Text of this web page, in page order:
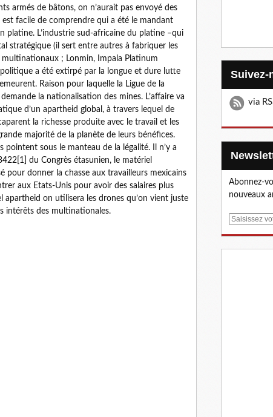
armés de bâtons, on n’aurait pas envoyé des
facile de comprendre qui a été le mandant
platine. L’industrie sud-africaine du platine –qui
stratégique (il sert entre autres à fabriquer les
; Lonmin, Impala Platinum
a été extirpé par la longue et dure lutte
Raison pour laquelle la Ligue de la
la nationalisation des mines. L’affaire va
d’un apartheid global, à travers lequel de
la richesse produite avec le travail et les
majorité de la planète de leurs bénéfices.
sous le manteau de la légalité. Il n’y a
du Congrès étasunien, le matériel
pour donner la chasse aux travailleurs mexicains
aux Etats-Unis pour avoir des salaires plus
on utilisera les drones qu’on vient juste
intérêts des multinationales.
via
Abonnez-
nouveaux
E